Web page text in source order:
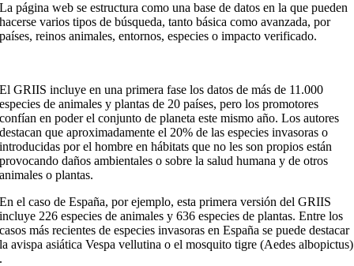
La página web se estructura como una base de datos en la que pueden
hacerse varios tipos de búsqueda, tanto básica como avanzada, por
países, reinos animales, entornos, especies o impacto verificado.
El GRIIS incluye en una primera fase los datos de más de 11.000
especies de animales y plantas de 20 países, pero los promotores
confían en poder el conjunto de planeta este mismo año. Los autores
destacan que aproximadamente el 20% de las especies invasoras o
introducidas por el hombre en hábitats que no les son propios están
provocando daños ambientales o sobre la salud humana y de otros
animales o plantas.
En el caso de España, por ejemplo, esta primera versión del GRIIS
incluye 226 especies de animales y 636 especies de plantas. Entre los
casos más recientes de especies invasoras en España se puede destacar
la avispa asiática Vespa vellutina o el mosquito tigre (Aedes albopictus)
.